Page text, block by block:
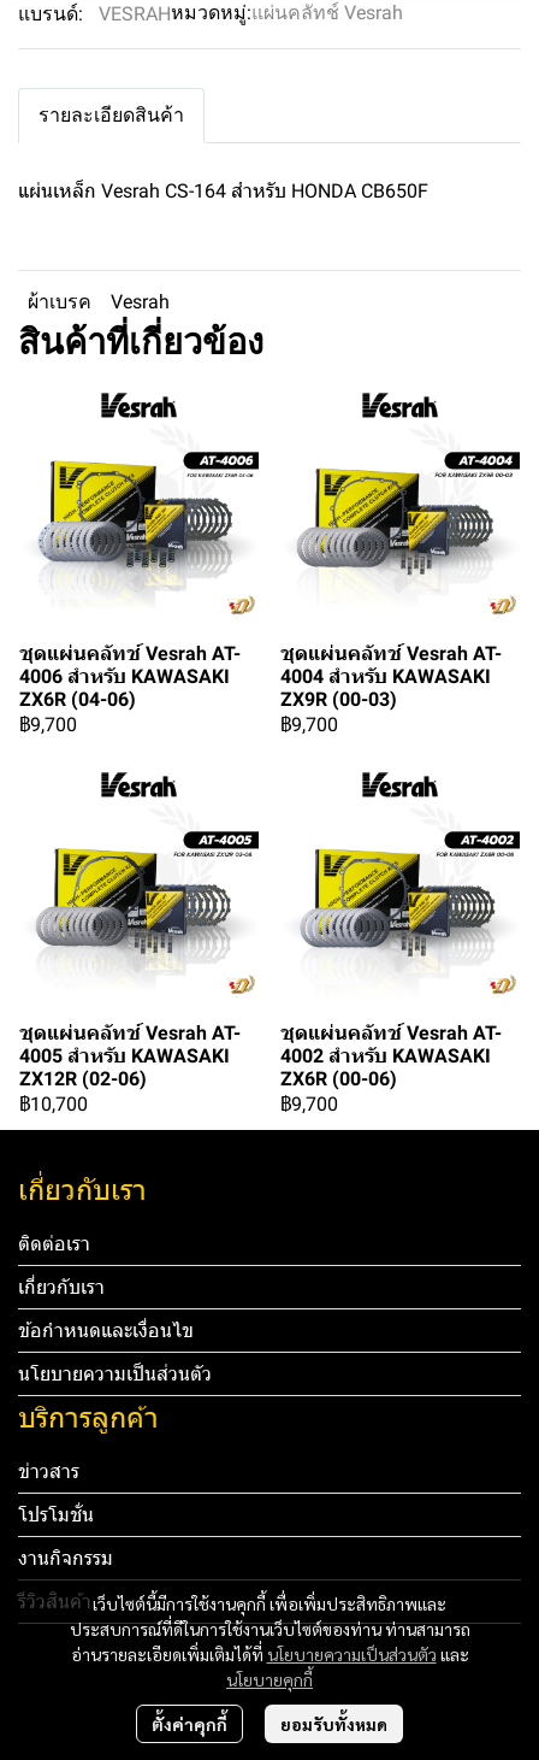
แบรนด์: VESRAHหมวดหมู่:แผ่นคลัทช์ Vesrah
รายละเอียดสินค้า
แผ่นเหล็ก Vesrah CS-164 สำหรับ HONDA CB650F
ผ้าเบรค Vesrah
สินค้าที่เกี่ยวข้อง
ชุดแผ่นคลัทช์ Vesrah AT-
4006 สำหรับ KAWASAKI
ZX6R (04-06)
฿9,700
ชุดแผ่นคลัทช์ Vesrah AT-
4004 สำหรับ KAWASAKI
ZX9R (00-03)
฿9,700
ชุดแผ่นคลัทช์ Vesrah AT-
4005 สำหรับ KAWASAKI
ZX12R (02-06)
฿10,700
ชุดแผ่นคลัทช์ Vesrah AT-
4002 สำหรับ KAWASAKI
ZX6R (00-06)
฿9,700
เว็บไซต์นี้มีการใช้งานคุกกี้ เพื่อเพิ่มประสิทธิภาพและ
ประสบการณ์ที่ดีในการใช้งานเว็บไซต์ของท่าน ท่านสามารถ
อ่านรายละเอียดเพิ่มเติมได้ที่ นโยบายความเป็นส่วนตัว และ
นโยบายคุกกี้
ตั้งค่าคุกกี้ ยอมรับทั้งหมด
เกี่ยวกับเรา
ติดต่อเรา
เกี่ยวกับเรา
ข้อกำหนดและเงื่อนไข
นโยบายความเป็นส่วนตัว
บริการลูกค้า
ข่าวสาร
โปรโมชั่น
งานกิจกรรม
รีวิวสินค้า
Tel: 012 345 67890 Email: mail@yourdomain.com